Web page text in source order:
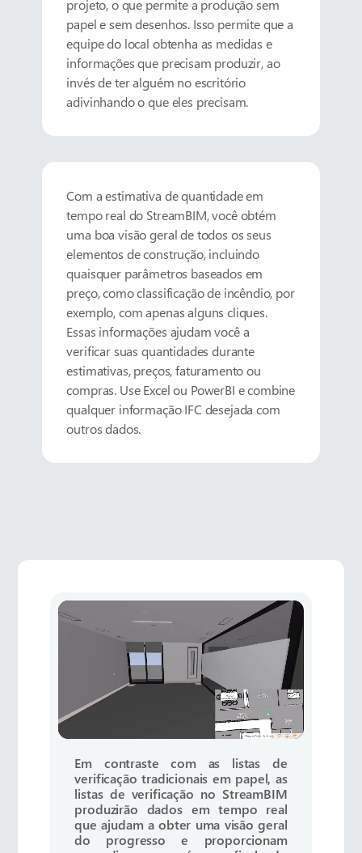
projeto, o que permite a produção sem
papel e sem desenhos. Isso permite que a
equipe do local obtenha as medidas e
informações que precisam produzir, ao
invés de ter alguém no escritório
adivinhando o que eles precisam.
Com a estimativa de quantidade em
tempo real do StreamBIM, você obtém
uma boa visão geral de todos os seus
elementos de construção, incluindo
quaisquer parâmetros baseados em
preço, como classificação de incêndio, por
exemplo, com apenas alguns cliques.
Essas informações ajudam você a
verificar suas quantidades durante
estimativas, preços, faturamento ou
compras. Use Excel ou PowerBI e combine
qualquer informação IFC desejada com
outros dados.
Em contraste com as listas de
verificação tradicionais em papel, as
listas de verificação no StreamBIM
produzirão dados em tempo real
que ajudam a obter uma visão geral
do progresso e proporcionam